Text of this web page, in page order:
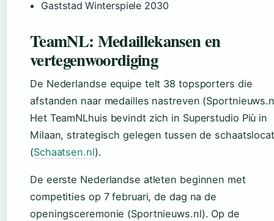
Gaststad Winterspiele 2030
TeamNL: Medaillekansen en
vertegenwoordiging
De Nederlandse equipe telt 38 topsporters die
afstanden naar medailles nastreven
Het TeamNLhuis bevindt zich in Superstudio Più in
Milaan, strategisch gelegen tussen de
(Schaatsen.nl).
De eerste Nederlandse atleten beginnen met
competities op 7 februari, de dag na de
openingsceremonie (Sportnieuws.nl). Op de